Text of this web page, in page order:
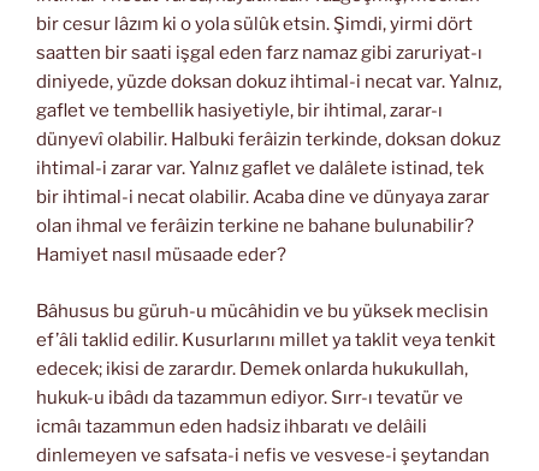
bir cesur lâzım ki o yola sülûk etsin. Şimdi, yirmi dört
saatten bir saati işgal eden farz namaz gibi zaruriyat-ı
diniyede, yüzde doksan dokuz ihtimal-i necat var. Yalnız,
gaflet ve tembellik hasiyetiyle, bir ihtimal, zarar-ı
dünyevî olabilir. Halbuki ferâizin terkinde, doksan dokuz
ihtimal-i zarar var. Yalnız gaflet ve dalâlete istinad, tek
bir ihtimal-i necat olabilir. Acaba dine ve dünyaya zarar
olan ihmal ve ferâizin terkine ne bahane bulunabilir?
Hamiyet nasıl müsaade eder?
Bâhusus bu güruh-u mücâhidin ve bu yüksek meclisin
ef’âli taklid edilir. Kusurlarını millet ya taklit veya tenkit
edecek; ikisi de zarardır. Demek onlarda hukukullah,
hukuk-u ibâdı da tazammun ediyor. Sırr-ı tevatür ve
icmâı tazammun eden hadsiz ihbaratı ve delâili
dinlemeyen ve safsata-i nefis ve vesvese-i şeytandan